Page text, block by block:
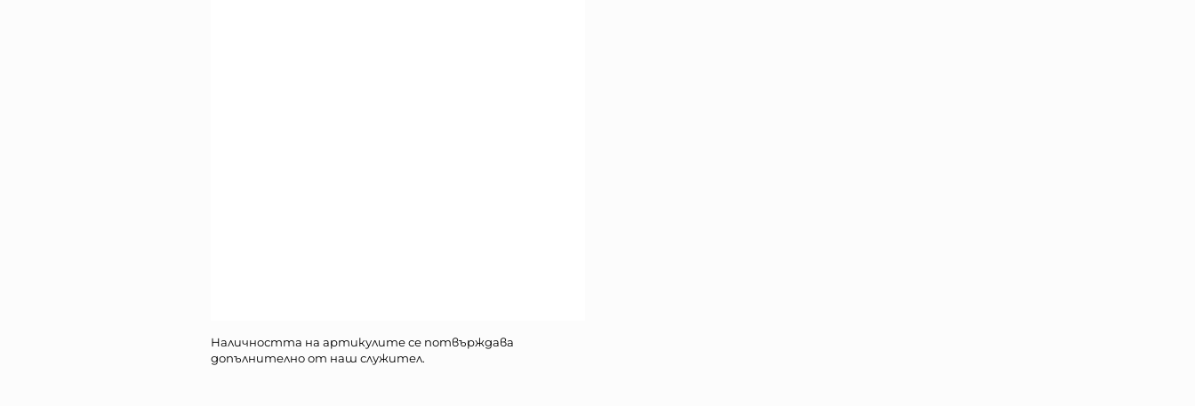
Наличността на артикулите се потвърждава
допълнително от наш служител.